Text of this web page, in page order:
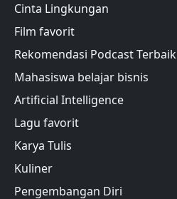
Cinta Lingkungan
Film favorit
Rekomendasi Podcast Terbaik
Mahasiswa belajar bisnis
Artificial Intelligence
Lagu favorit
Karya Tulis
Kuliner
Pengembangan Diri